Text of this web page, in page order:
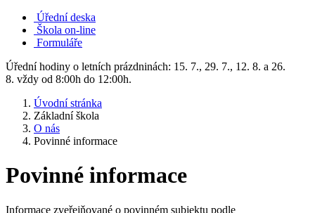
Úřední deska
Škola on-line
Formuláře
Úřední hodiny o letních prázdninách: 15. 7., 29. 7., 12. 8. a 26.
8. vždy od 8:00h do 12:00h.
Úvodní stránka
Základní škola
O nás
Povinné informace
Povinné informace
Informace zveřejňované o povinném subjektu podle